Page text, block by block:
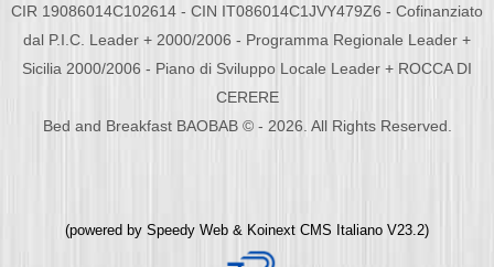
CIR 19086014C102614 - CIN IT086014C1JVY479Z6 - Cofinanziato
dal P.I.C. Leader + 2000/2006 - Programma Regionale Leader +
Sicilia 2000/2006 - Piano di Sviluppo Locale Leader + ROCCA DI
CERERE
Bed and Breakfast BAOBAB © - 2026. All Rights Reserved.
(powered by Speedy Web & Koinext CMS Italiano V23.2)